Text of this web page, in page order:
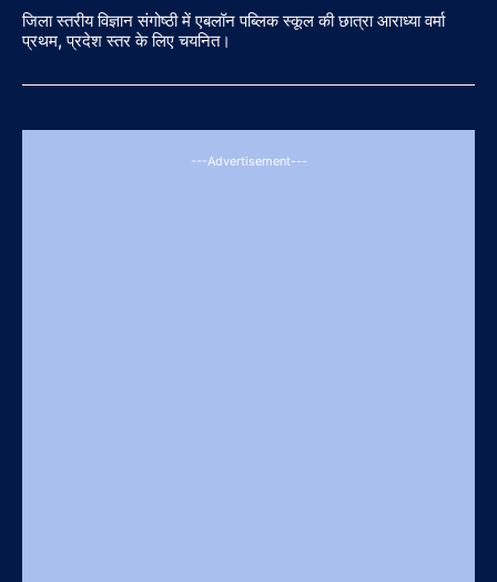
जिला स्तरीय विज्ञान संगोष्ठी में एबलॉन पब्लिक स्कूल की छात्रा आराध्या वर्मा
प्रथम, प्रदेश स्तर के लिए चयनित।
---Advertisement---